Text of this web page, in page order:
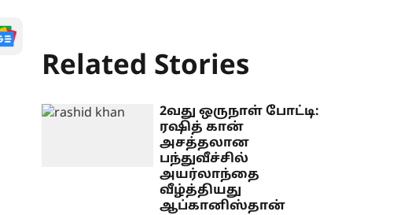
Related Stories
2வது ஒருநாள் போட்டி:
ரஷித் கான்
அசத்தலான
பந்துவீச்சில்
அயர்லாந்தை
வீழ்த்தியது
ஆப்கானிஸ்தான்